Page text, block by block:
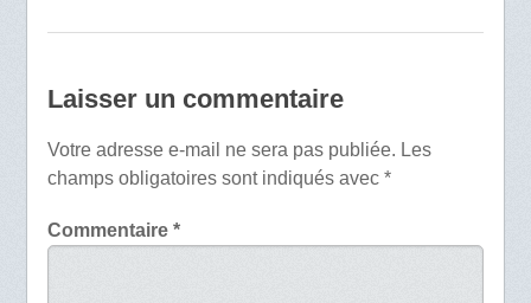
Laisser un commentaire
Votre adresse e-mail ne sera pas publiée. Les
champs obligatoires sont indiqués avec *
Commentaire *